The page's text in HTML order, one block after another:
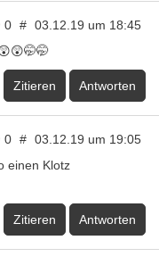
0 # 03.12.19 um 18:45
Zitieren Antworten
0 # 03.12.19 um 19:05
einen Klotz
Zitieren Antworten